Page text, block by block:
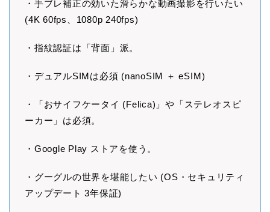
・手ブレ補正の効いた滑らかな動画撮影を行いたい
(4K 60fps、1080p 240fps)
・指紋認証は「背面」派。
・デュアルSIMは必須 (nanoSIM ＋ eSIM)
・「おサイフケータイ (Felica)」や「ステレオスピ
ーカー」は必須。
・Google Play ストアを使う。
・グーグルの世界を堪能したい (OS・セキュリティ
アップデート 3年保証)